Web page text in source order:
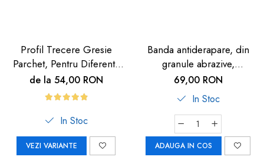
Profil Trecere Gresie
Parchet, Pentru Diferenta
de Nivel, Culoare Lemn
Închis, Autoadeziv, 90cm
de la 54,00 RON
In Stoc
VEZI VARIANTE
Banda antiderapare, din
granule abrazive,
autoadeziva, 5m, neagra
69,00 RON
In Stoc
ADAUGA IN COS